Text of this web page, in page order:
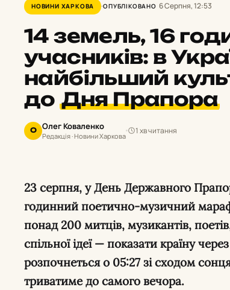
НОВИНИ ХАРКОВА ОПУБЛІКОВАНО 6 Серпня, 12:53
14 земель, 16
учасників: в
найбільший
доДня Прапора
О Олег Коваленко
Редакція · Новини Харкова
1 хв читання
23 серпня, у День Державного Прапора України, відбудеться масштабний 16-
годинний поетично-музичний
понад 200 митців, музикантів,
спільної ідеї — показати країну
розпочнеться о 05:27 зі сходом
триватиме до самого вечора.